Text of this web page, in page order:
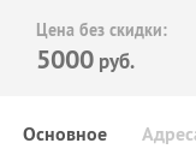
Цена без скидки:
5000 руб.
Основное